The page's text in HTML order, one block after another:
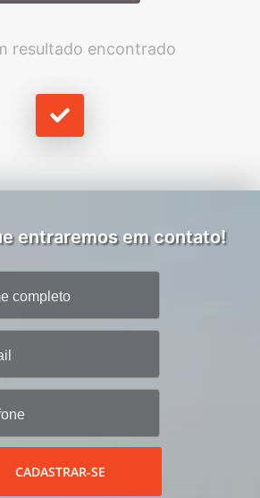
resultado encontrado
entraremos em contato!
CADASTRAR-SE